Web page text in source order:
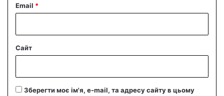
Email *
Сайт
Зберегти моє ім'я, e-mail, та адресу сайту в цьому